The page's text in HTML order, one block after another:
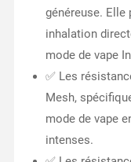
généreuse. Elle
inhalation
mode de vape
✅ Les
Mesh,
mode de vape
intenses.